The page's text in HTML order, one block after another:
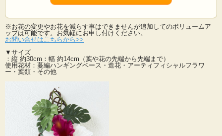
カトレアとモンステラの葉をあしらったハンギングリースで、様々なお部屋のタ
イプにマッチします。
逆さまや横向きに飾ったら雰囲気も変わって面白い♪
和室やオリエンタルな雰囲気のお部屋にも合いますね♪
アーティスティックなアレンジメントはお部屋をお洒落に素敵に演出してくれま
す。
釘やフックに簡単に掛けられますので飾り方も色々楽しめます。
お水を使用しないので衛生的でインフルエンザなどウィルスや細菌・雑菌の発生
※お花の変更やお花を減らす事はできませんが追加してのボリュームア
ップは可能です。お気軽にお申し付けください。
お問い合せはこちらから>>
▼サイズ
：縦 約30cm：幅 約14cm（葉や花の先端から先端まで）
使用花材：蔓編ハンギングベース・造花・アーティフィシャルフラワ
ー・葉類・その他